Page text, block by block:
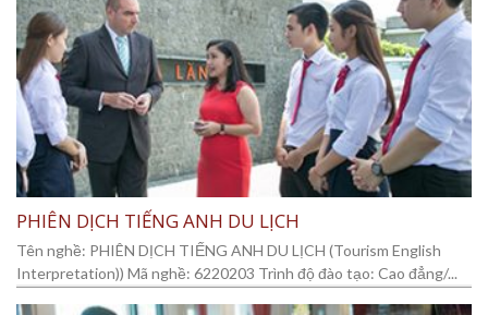
PHIÊN DỊCH TIẾNG ANH DU LỊCH
Tên nghề: PHIÊN DỊCH TIẾNG ANH DU LỊCH (Tourism English
Interpretation)) Mã nghề: 6220203 Trình độ đào tạo: Cao đẳng/...